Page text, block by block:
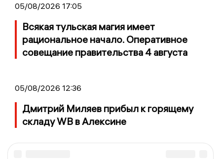
05/08/2026 17:05
Всякая тульская магия имеет
рациональное начало. Оперативное
совещание правительства 4 августа
05/08/2026 12:36
Дмитрий Миляев прибыл к горящему
складу WB в Алексине